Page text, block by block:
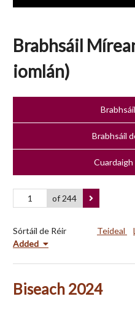
Brabhsáil
iomlán)
Brabhsáil
Cuardaigh
of 244
Sórtáil de Réir Teideal
Added
Biseach 2024